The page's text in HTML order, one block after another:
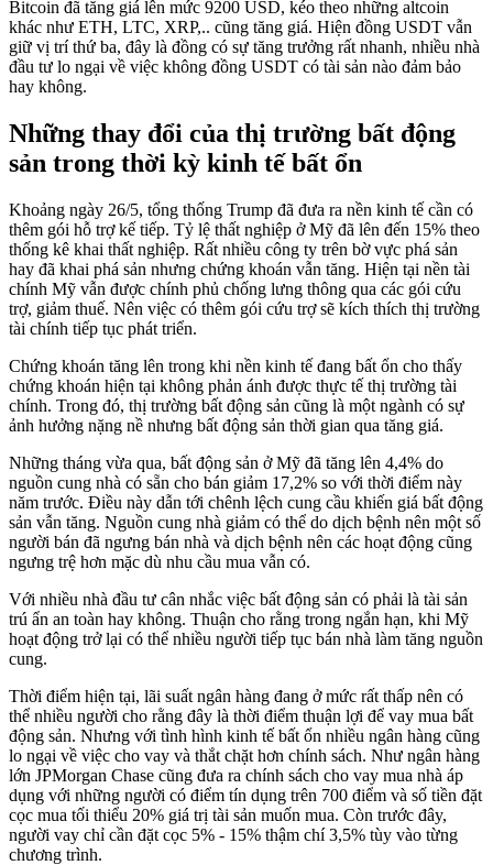
Bitcoin đã tăng giá lên mức 9200 USD, kéo theo những altcoin
khác như ETH, LTC, XRP,.. cũng tăng giá. Hiện đồng USDT vẫn
giữ vị trí thứ ba, đây là đồng có sự tăng trưởng rất nhanh, nhiều nhà
đầu tư lo ngại về việc không đồng USDT có tài sản nào đảm bảo
hay không.
Những thay đổi của thị trường bất động
sản trong thời kỳ kinh tế bất ổn
Khoảng ngày 26/5, tổng thống Trump đã đưa ra nền kinh tế cần có
thêm gói hỗ trợ kế tiếp. Tỷ lệ thất nghiệp ở Mỹ đã lên đến 15% theo
thống kê khai thất nghiệp. Rất nhiều công ty trên bờ vực phá sản
hay đã khai phá sản nhưng chứng khoán vẫn tăng. Hiện tại nền tài
chính Mỹ vẫn được chính phủ chống lưng thông qua các gói cứu
trợ, giảm thuế. Nên việc có thêm gói cứu trợ sẽ kích thích thị trường
tài chính tiếp tục phát triển.
Chứng khoán tăng lên trong khi nền kinh tế đang bất ổn cho thấy
chứng khoán hiện tại không phản ánh được thực tế thị trường tài
chính. Trong đó, thị trường bất động sản cũng là một ngành có sự
ảnh hưởng nặng nề nhưng bất động sản thời gian qua tăng giá.
Những tháng vừa qua, bất động sản ở Mỹ đã tăng lên 4,4% do
nguồn cung nhà có sẵn cho bán giảm 17,2% so với thời điểm này
năm trước. Điều này dẫn tới chênh lệch cung cầu khiến giá bất động
sản vẫn tăng. Nguồn cung nhà giảm có thể do dịch bệnh nên một số
người bán đã ngưng bán nhà và dịch bệnh nên các hoạt động cũng
ngưng trệ hơn mặc dù nhu cầu mua vẫn có.
Với nhiều nhà đầu tư cân nhắc việc bất động sản có phải là tài sản
trú ẩn an toàn hay không. Thuận cho rằng trong ngắn hạn, khi Mỹ
hoạt động trở lại có thể nhiều người tiếp tục bán nhà làm tăng nguồn
cung.
Thời điểm hiện tại, lãi suất ngân hàng đang ở mức rất thấp nên có
thể nhiều người cho rằng đây là thời điểm thuận lợi để vay mua bất
động sản. Nhưng với tình hình kinh tế bất ổn nhiều ngân hàng cũng
lo ngại về việc cho vay và thắt chặt hơn chính sách. Như ngân hàng
lớn JPMorgan Chase cũng đưa ra chính sách cho vay mua nhà áp
dụng với những người có điểm tín dụng trên 700 điểm và số tiền đặt
cọc mua tối thiểu 20% giá trị tài sản muốn mua. Còn trước đây,
người vay chỉ cần đặt cọc 5% - 15% thậm chí 3,5% tùy vào từng
chương trình.